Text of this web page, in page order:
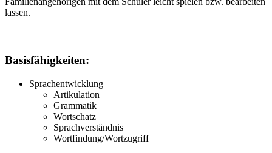
lassen.
Basisfähigkeiten:
Sprachentwicklung
Artikulation
Grammatik
Wortschatz
Sprachverständnis
Wortfindung/Wortzugriff